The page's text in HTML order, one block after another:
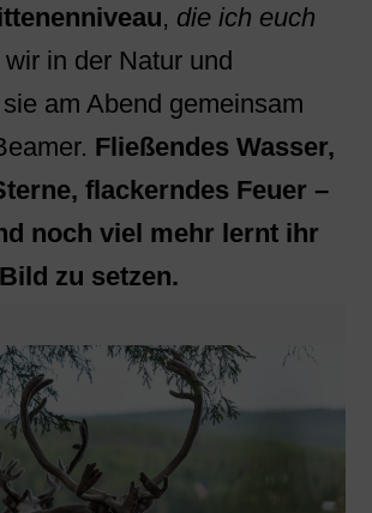
, die ich euch
in der Natur und
am Abend gemeinsam
Fließendes Wasser,
flackerndes Feuer –
noch viel mehr lernt ihr
zu setzen.